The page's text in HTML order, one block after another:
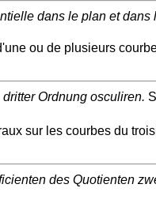
dans le plan et dans
ou de plusieurs
Ordnung osculiren.
sur les courbes du
des Quotienten